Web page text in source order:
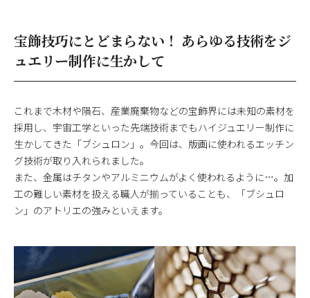
宝飾技巧にとどまらない！ あらゆる技術をジ
ュエリー制作に生かして
これまで木材や隕石、産業廃棄物などの宝飾界には未知の素材を
採用し、宇宙工学といった先端技術までもハイジュエリー制作に
生かしてきた「ブシュロン」。今回は、版画に使われるエッチン
グ技術が取り入れられました。
また、金属はチタンやアルミニウムがよく使われるように…。加
工の難しい素材を扱える職人が揃っていることも、「ブシュロ
ン」のアトリエの強みといえます。